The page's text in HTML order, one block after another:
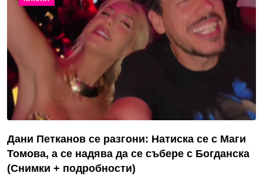
Дани Петканов се разгони: Натиска се с Маги
Томова, а се надява да се събере с Богданска
(Снимки + подробности)